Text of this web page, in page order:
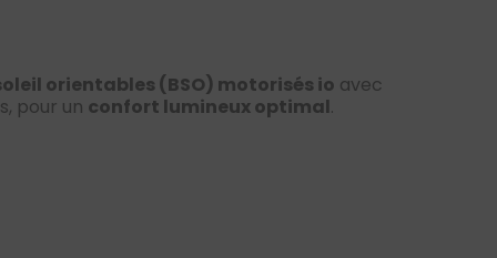
orientables (BSO) motorisés io avec
pour un confort lumineux optimal.